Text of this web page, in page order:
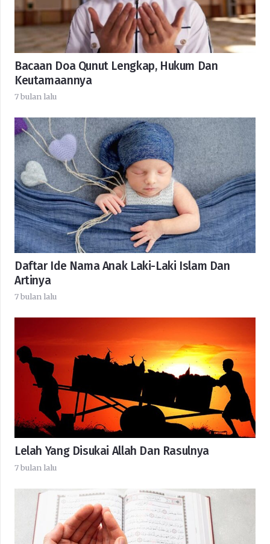
Bacaan Doa Qunut Lengkap, Hukum Dan
Keutamaannya
7 bulan lalu
Daftar Ide Nama Anak Laki-Laki Islam Dan
Artinya
7 bulan lalu
Lelah Yang Disukai Allah Dan Rasulnya
7 bulan lalu